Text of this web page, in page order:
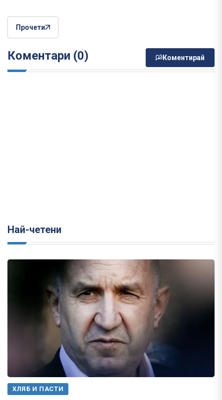
Прочети
Коментари (0) Коментирай
Най-четени
ХЛЯБ И ПАСТИ